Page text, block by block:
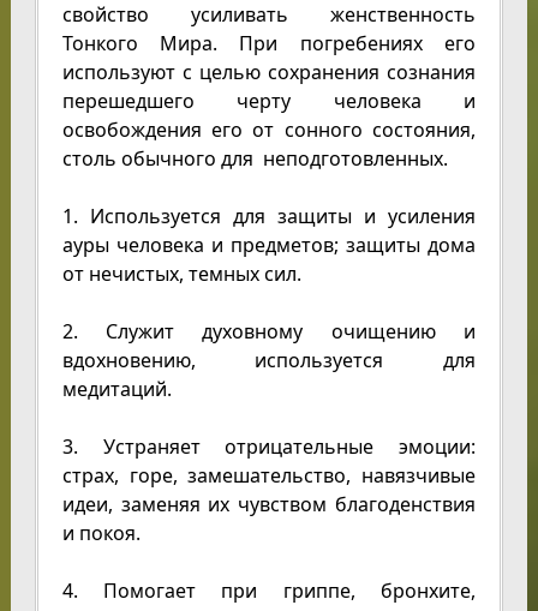
свойство усиливать женственность
Тонкого Мира. При погребениях его
используют с целью сохранения сознания
перешедшего черту человека и
освобождения его от сонного состояния,
столь обычного для неподготовленных.
1. Используется для защиты и усиления
ауры человека и предметов; защиты дома
от нечистых, темных сил.
2. Служит духовному очищению и
вдохновению, используется для
медитаций.
3. Устраняет отрицательные эмоции:
страх, горе, замешательство, навязчивые
идеи, заменяя их чувством благоденствия
и покоя.
4. Помогает при гриппе, бронхите,